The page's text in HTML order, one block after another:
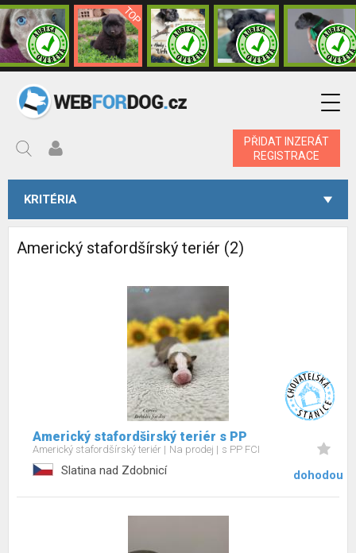
PŘIDAT INZERÁT
REGISTRACE
KRITÉRIA
Americký stafordšírský teriér (2)
Americký stafordširský teriér s PP
Americký stafordšírský teriér Na prodej s PP FCI
Slatina nad Zdobnicí dohodou